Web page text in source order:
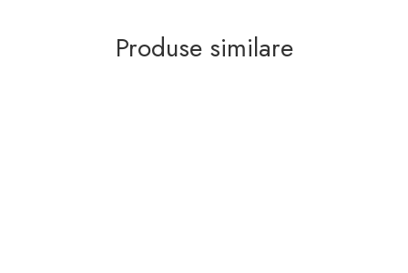
Produse similare